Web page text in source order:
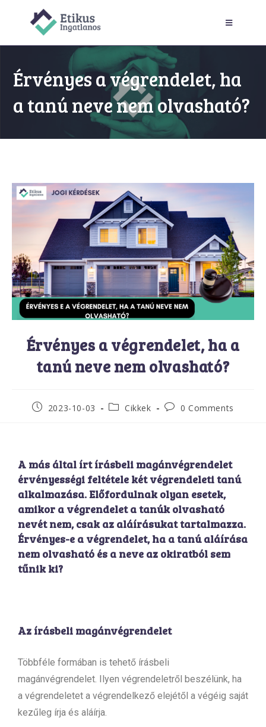
Érvényes a végrendelet, ha
a tanú neve nem olvasható?
Érvényes a végrendelet, ha a
tanú neve nem olvasható?
2023-10-03 Cikkek 0 Comments
A más által írt írásbeli magánvégrendelet
érvényességi feltétele két végrendeleti tanú
alkalmazása. Előfordulnak olyan esetek,
amikor a végrendelet a tanúk olvasható
nevét nem, csak az aláírásukat tartalmazza.
Érvényes-e a végrendelet, ha a tanú aláírása
nem olvasható és a neve az okiratból sem
tűnik ki?
Az írásbeli magánvégrendelet
Többféle formában is tehető írásbeli
magánvégrendelet. Ilyen végrendeletről beszélünk, ha
a végrendeletet a végrendelkező elejétől a végéig saját
kezűleg írja és aláírja.